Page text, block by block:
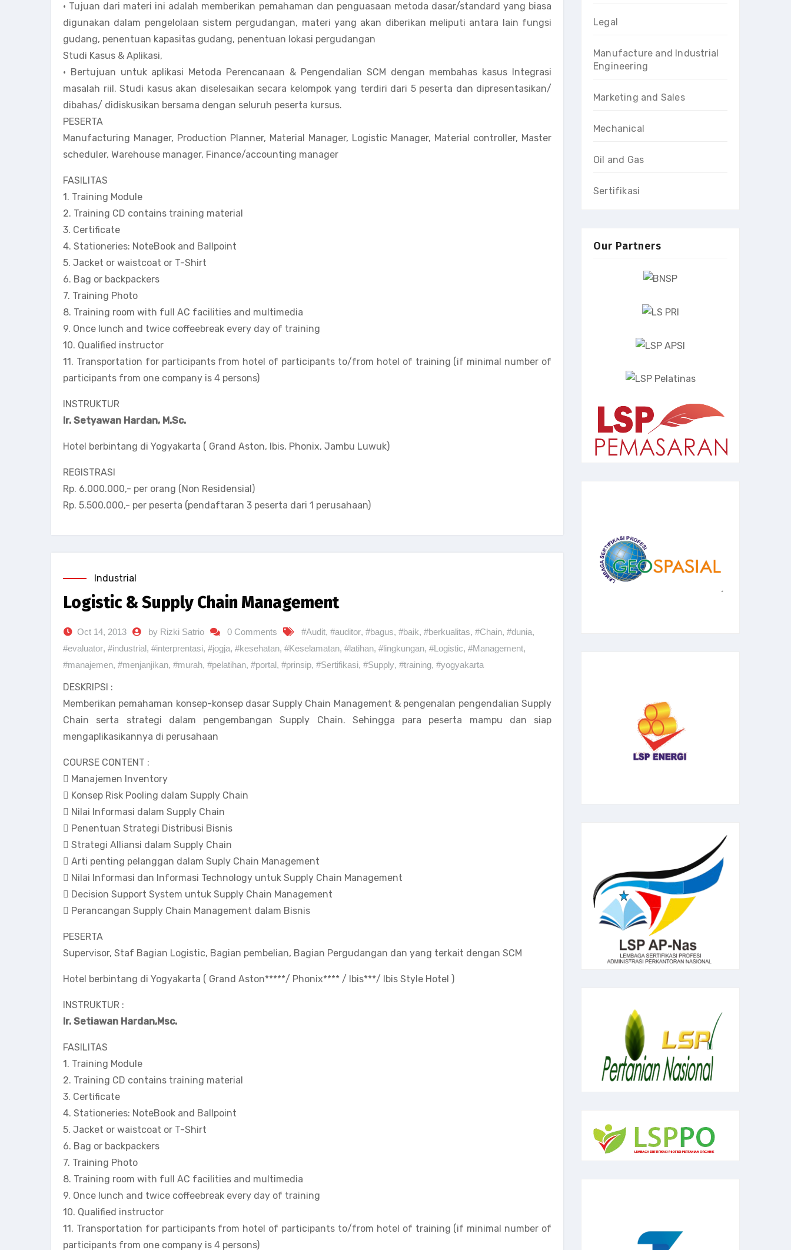
• Tujuan dari materi ini adalah memberikan pemahaman dan penguasaan metoda dasar/standard yang biasa
digunakan dalam pengelolaan sistem pergudangan, materi yang akan diberikan meliputi antara lain fungsi
gudang, penentuan kapasitas gudang, penentuan lokasi pergudangan
Studi Kasus & Aplikasi,
• Bertujuan untuk aplikasi Metoda Perencanaan & Pengendalian SCM dengan membahas kasus Integrasi
masalah riil. Studi kasus akan diselesaikan secara kelompok yang terdiri dari 5 peserta dan dipresentasikan/
dibahas/ didiskusikan bersama dengan seluruh peserta kursus.
PESERTA
Manufacturing Manager, Production Planner, Material Manager, Logistic Manager, Material controller, Master
scheduler, Warehouse manager, Finance/accounting manager
FASILITAS
1. Training Module
2. Training CD contains training material
3. Certificate
4. Stationeries: NoteBook and Ballpoint
5. Jacket or waistcoat or T-Shirt
6. Bag or backpackers
7. Training Photo
8. Training room with full AC facilities and multimedia
9. Once lunch and twice coffeebreak every day of training
10. Qualified instructor
11. Transportation for participants from hotel of participants to/from hotel of training (if minimal number of
participants from one company is 4 persons)
INSTRUKTUR
Ir. Setyawan Hardan, M.Sc.
Hotel berbintang di Yogyakarta ( Grand Aston, Ibis, Phonix, Jambu Luwuk)
REGISTRASI
Rp. 6.000.000,- per orang (Non Residensial)
Rp. 5.500.000,- per peserta (pendaftaran 3 peserta dari 1 perusahaan)
Industrial
Logistic & Supply Chain Management
Oct 14, 2013 by Rizki Satrio 0 Comments #Audit, #auditor, #bagus, #baik, #berkualitas, #Chain, #dunia,
#evaluator, #industrial, #interprentasi, #jogja, #kesehatan, #Keselamatan, #latihan, #lingkungan, #Logistic, #Management,
#manajemen, #menjanjikan, #murah, #pelatihan, #portal, #prinsip, #Sertifikasi, #Supply, #training, #yogyakarta
DESKRIPSI :
Memberikan pemahaman konsep-konsep dasar Supply Chain Management & pengenalan pengendalian Supply
Chain serta strategi dalam pengembangan Supply Chain. Sehingga para peserta mampu dan siap
mengaplikasikannya di perusahaan
COURSE CONTENT :
 Manajemen Inventory
 Konsep Risk Pooling dalam Supply Chain
 Nilai Informasi dalam Supply Chain
 Penentuan Strategi Distribusi Bisnis
 Strategi Alliansi dalam Supply Chain
 Arti penting pelanggan dalam Suply Chain Management
 Nilai Informasi dan Informasi Technology untuk Supply Chain Management
 Decision Support System untuk Supply Chain Management
 Perancangan Supply Chain Management dalam Bisnis
PESERTA
Supervisor, Staf Bagian Logistic, Bagian pembelian, Bagian Pergudangan dan yang terkait dengan SCM
Hotel berbintang di Yogyakarta ( Grand Aston*****/ Phonix**** / Ibis***/ Ibis Style Hotel )
INSTRUKTUR :
Ir. Setiawan Hardan,Msc.
FASILITAS
1. Training Module
2. Training CD contains training material
3. Certificate
4. Stationeries: NoteBook and Ballpoint
5. Jacket or waistcoat or T-Shirt
6. Bag or backpackers
7. Training Photo
8. Training room with full AC facilities and multimedia
9. Once lunch and twice coffeebreak every day of training
10. Qualified instructor
11. Transportation for participants from hotel of participants to/from hotel of training (if minimal number of
participants from one company is 4 persons)
Legal
Manufacture and Industrial
Engineering
Marketing and Sales
Mechanical
Oil and Gas
Sertifikasi
Our Partners